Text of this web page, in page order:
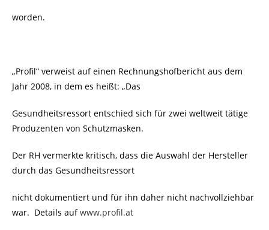
worden.
„Profil“ verweist auf einen Rechnungshofbericht aus dem
Jahr 2008, in dem es heißt: „Das
Gesundheitsressort entschied sich für zwei weltweit tätige
Produzenten von Schutzmasken.
Der RH vermerkte kritisch, dass die Auswahl der Hersteller
durch das Gesundheitsressort
nicht dokumentiert und für ihn daher nicht nachvollziehbar
war. Details aufwww.profil.at